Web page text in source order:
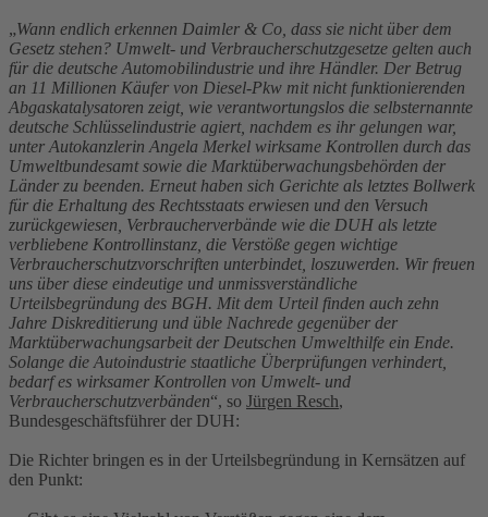
„Wann endlich erkennen Daimler & Co, dass sie nicht über dem
Gesetz stehen? Umwelt- und Verbraucherschutzgesetze gelten auch
für die deutsche Automobilindustrie und ihre Händler. Der Betrug
an 11 Millionen Käufer von Diesel-Pkw mit nicht funktionierenden
Abgaskatalysatoren zeigt, wie verantwortungslos die selbsternannte
deutsche Schlüsselindustrie agiert, nachdem es ihr gelungen war,
unter Autokanzlerin Angela Merkel wirksame Kontrollen durch das
Umweltbundesamt sowie die Marktüberwachungsbehörden der
Länder zu beenden. Erneut haben sich Gerichte als letztes Bollwerk
für die Erhaltung des Rechtsstaats erwiesen und den Versuch
zurückgewiesen, Verbraucherverbände wie die DUH als letzte
verbliebene Kontrollinstanz, die Verstöße gegen wichtige
Verbraucherschutzvorschriften unterbindet, loszuwerden. Wir freuen
uns über diese eindeutige und unmissverständliche
Urteilsbegründung des BGH. Mit dem Urteil finden auch zehn
Jahre Diskreditierung und üble Nachrede gegenüber der
Marktüberwachungsarbeit der Deutschen Umwelthilfe ein Ende.
Solange die Autoindustrie staatliche Überprüfungen verhindert,
bedarf es wirksamer Kontrollen von Umwelt- und
Verbraucherschutzverbänden“, so Jürgen Resch,
Bundesgeschäftsführer der DUH:
Die Richter bringen es in der Urteilsbegründung in Kernsätzen auf
den Punkt: